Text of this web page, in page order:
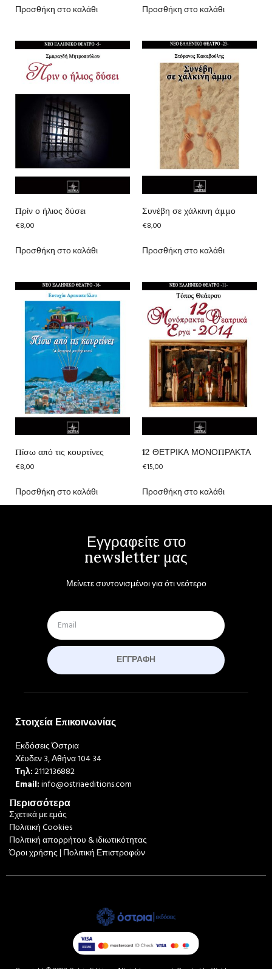
Προσθήκη στο καλάθι Προσθήκη στο καλάθι
Πρίν ο ήλιος δύσει
€8,00
Προσθήκη στο καλάθι
Συνέβη σε χάλκινη άμμο
€8,00
Προσθήκη στο καλάθι
Πίσω από τις κουρτίνες
€8,00
Προσθήκη στο καλάθι
12 ΘΕΤΡΙΚΑ ΜΟΝΟΠΡΑΚΤΑ
€15,00
Προσθήκη στο καλάθι
Εγγραφείτε στο
newsletter μας
Μείνετε συντονισμένοι για ότι νεότερο
ΕΓΓΡΑΦΉ
Στοιχεία Επικοινωνίας
Εκδόσεις Όστρια
Χέυδεν 3, Αθήνα 104 34
Τηλ:2112136882
Email:info@ostriaeditions.com
Περισσότερα
Σχετικά με εμάς
Πολιτική Cookies
Πολιτική απορρήτου & ιδιωτικότητας
Όροι χρήσης | Πολιτική Επιστροφών